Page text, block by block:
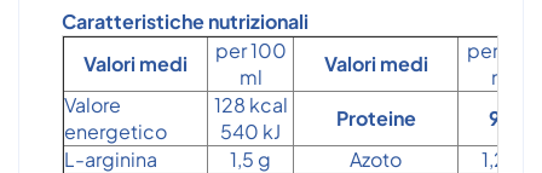
Caratteristiche nutrizionali
Valori medi
per 100
ml
Valori medi
per 100
ml
Valore
energetico
128 kcal
540 kJ
Proteine
9 g
L-arginina
1,5 g Azoto
1,2 g